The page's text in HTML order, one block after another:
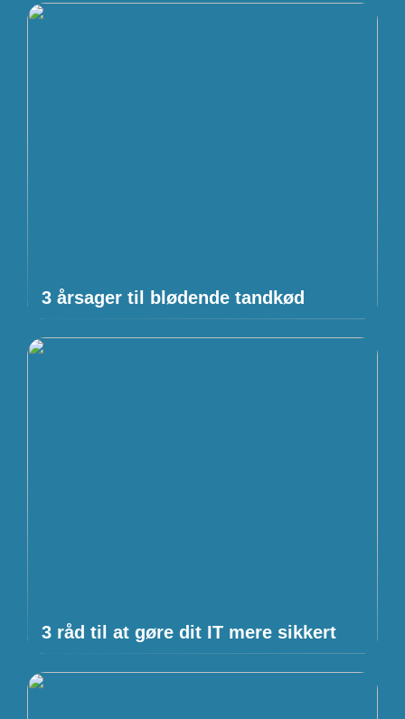
3 årsager til blødende tandkød
3 råd til at gøre dit IT mere sikkert